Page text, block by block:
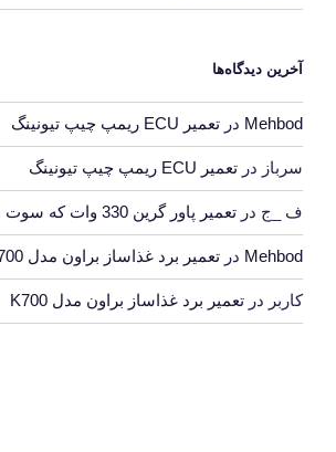
آخرین دیدگاه‌ها
Mehbod در تعمیر ECU ریمپ چیپ تیونینگ
سرباز در تعمیر ECU ریمپ چیپ تیونینگ
ف _ج در تعمیر پاور گرین 330 وات که سوت می کشد
Mehbod در تعمیر برد غذاساز براون مدل K700
کاربر در تعمیر برد غذاساز براون مدل K700